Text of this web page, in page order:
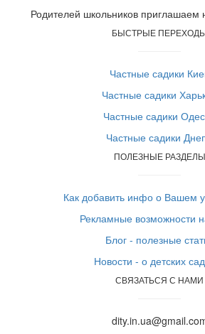
Родителей школьников приглашаем
БЫСТРЫЕ
Частные садики
Частные садики
Частные садики
Частные садики
ПОЛЕЗНЫЕ РАЗДЕЛЫ
Как добавить инфо о Вашем
Рекламные возможности
Блог - полезные
Новости - о детских
СВЯЗАТЬСЯ С НАМИ